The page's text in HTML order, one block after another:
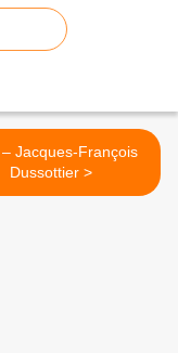
Jacques-François
Dussottier >